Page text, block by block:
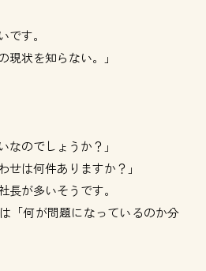
です。
現状を知らない。」
なのでしょうか？」
せは何件ありますか？」
長が多いそうです。
「何が問題になっているのか分